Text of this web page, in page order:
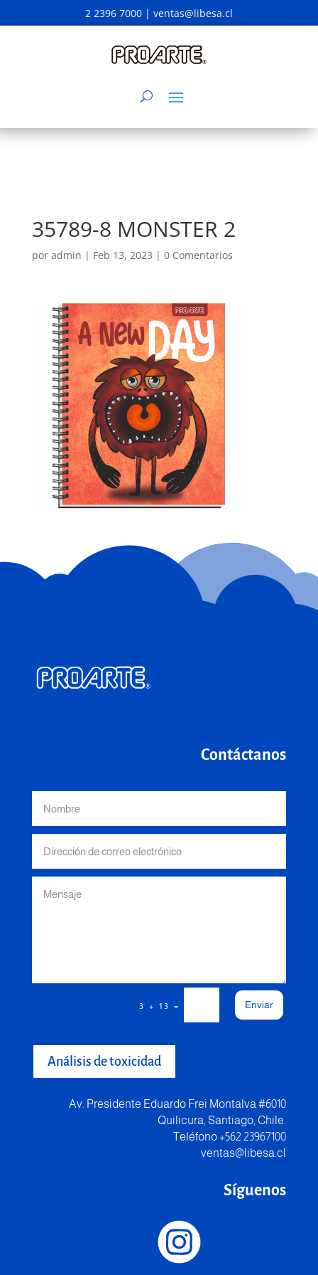
2 2396 7000 | ventas@libesa.cl
35789-8 MONSTER 2
por admin | Feb 13, 2023 | 0 Comentarios
Contáctanos
3 + 13 = Enviar
Análisis de toxicidad
Av. Presidente Eduardo Frei Montalva #6010
Quilicura, Santiago, Chile.
Teléfono +562 23967100
ventas@libesa.cl
Síguenos